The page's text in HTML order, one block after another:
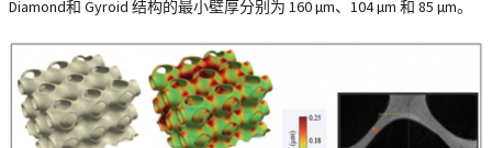
Diamond和 Gyroid 结构的最小壁厚分别为 160 µm、104 µm 和 85 µm。